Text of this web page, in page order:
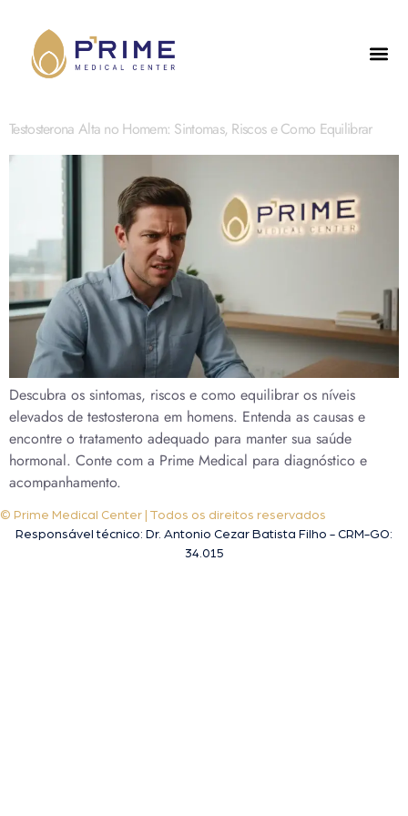
Testosterona Alta no Homem: Sintomas, Riscos e Como Equilibrar
Descubra os sintomas, riscos e como equilibrar os níveis
elevados de testosterona em homens. Entenda as causas e
encontre o tratamento adequado para manter sua saúde
hormonal. Conte com a Prime Medical para diagnóstico e
acompanhamento.
© Prime Medical Center | Todos os direitos reservados
Responsável técnico: Dr. Antonio Cezar Batista Filho - CRM-GO:
34.015